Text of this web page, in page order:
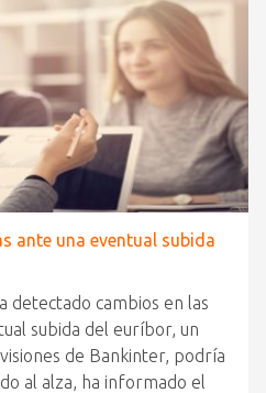
ante una eventual subida
detectado cambios en las
subida del euríbor, un
de Bankinter, podría
al alza, ha informado el